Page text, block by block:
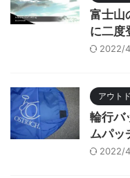
富士山
に二度
2022/
アウト
輪行バ
ムパッ
2022/